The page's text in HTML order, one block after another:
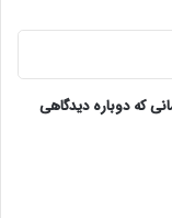
که دوباره دیدگاهی